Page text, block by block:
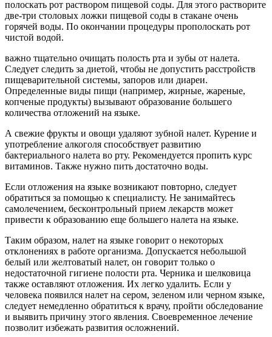
полоскать рот раствором пищевой соды. Для этого растворите
две-три столовых ложки пищевой соды в стакане очень
горячей воды. По окончании процедуры прополоскать рот
чистой водой.
важно тщательно очищать полость рта и зубы от налета.
Следует следить за диетой, чтобы не допустить расстройств
пищеварительной системы, запоров или диареи.
Определенные виды пищи (например, жирные, жареные,
копченые продукты) вызывают образование большего
количества отложений на языке.
А свежие фрукты и овощи удаляют зубной налет. Курение и
употребление алкоголя способствует развитию
бактериального налета во рту. Рекомендуется пропить курс
витаминов. Также нужно пить достаточно воды.
Если отложения на языке возникают повторно, следует
обратиться за помощью к специалисту. Не занимайтесь
самолечением, бесконтрольный прием лекарств может
привести к образованию еще большего налета на языке.
Таким образом, налет на языке говорит о некоторых
отклонениях в работе организма. Допускается небольшой
белый или желтоватый налет, он говорит только о
недостаточной гигиене полости рта. Черника и шелковица
также оставляют отложения. Их легко удалить. Если у
человека появился налет на сером, зеленом или черном языке,
следует немедленно обратиться к врачу, пройти обследование
и выявить причину этого явления. Своевременное лечение
позволит избежать развития осложнений.